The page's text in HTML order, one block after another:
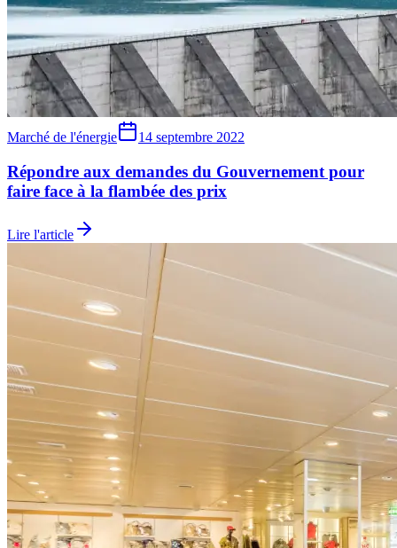
Marché de l'énergie 14 septembre 2022
Répondre aux demandes du Gouvernement pour
faire face à la flambée des prix
Lire l'article